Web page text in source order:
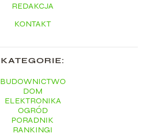
REDAKCJA
KONTAKT
KATEGORIE:
BUDOWNICTWO
DOM
ELEKTRONIKA
OGRÓD
PORADNIK
RANKINGI